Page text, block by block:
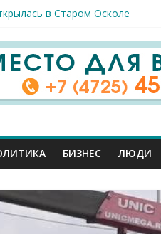
в Старом Осколе
у жителей Белгородчины
с профессиональным
в Старом Осколе отметили
БИЗНЕС ЛЮДИ